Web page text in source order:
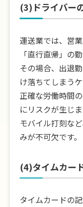
(3)ドライバー
運送業では、営
「直行直帰」の
その場合、出退
け落ちてしまう
正確な労働時間
にリスクが生じま
モバイル打刻な
みが不可欠です。
(4)タイムカー
タイムカードの